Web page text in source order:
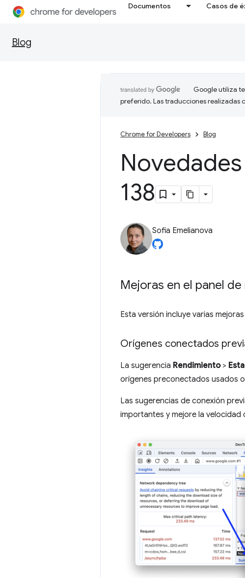
Documentos Casos de
Blog
Google utiliza
preferido. Las traducciones realizadas
Chrome for Developers Blog
138
Sofia Emelianova
Mejoras en el panel
Esta versión incluye varias
Orígenes conectados
La sugerencia Rendimiento>
orígenes preconectados usados
Las sugerencias de conexión
importantes y mejore la velocidad